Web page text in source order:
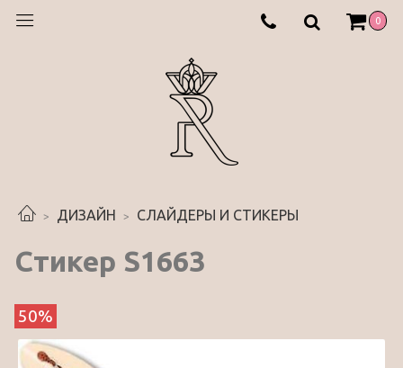
0
ДИЗАЙН СЛАЙДЕРЫ И СТИКЕРЫ
Стикер S1663
50%